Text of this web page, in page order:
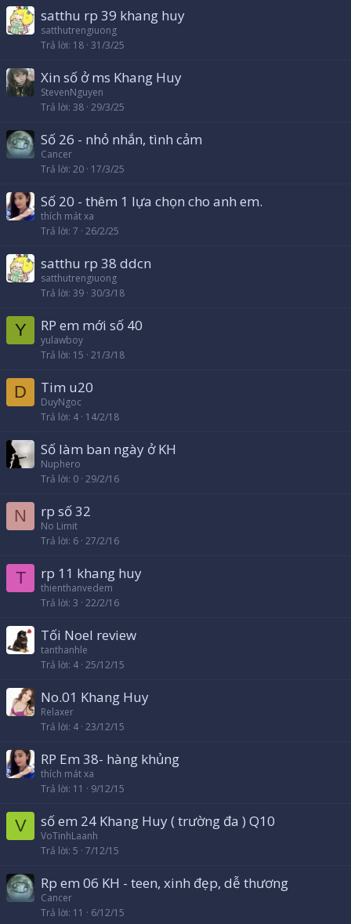
satthu rp 39 khang huy
satthutrengiuong
Trả lời 18 31/3/25
Xin số ở ms Khang Huy
StevenNguyen
Trả lời 38 29/3/25
Số 26 - nhỏ nhắn, tình cảm
Cancer
Trả lời 20 17/3/25
Số 20 - thêm 1 lựa chọn cho anh em.
thích mát xa
Trả lời 7 26/2/25
satthu rp 38 ddcn
satthutrengiuong
Trả lời 39 30/3/18
Y RP em mới số 40
yulawboy
Trả lời 15 21/3/18
D Tim u20
DuyNgoc
Trả lời 4 14/2/18
Số làm ban ngày ở KH
Nuphero
Trả lời 0 29/2/16
N rp số 32
No Limit
Trả lời 6 27/2/16
T rp 11 khang huy
thienthanvedem
Trả lời 3 22/2/16
Tối Noel review
tanthanhle
Trả lời 4 25/12/15
No.01 Khang Huy
Relaxer
Trả lời 4 23/12/15
RP Em 38- hàng khủng
thích mát xa
Trả lời 11 9/12/15
V số em 24 Khang Huy ( trường đa ) Q10
VoTinhLaanh
Trả lời 5 7/12/15
Rp em 06 KH - teen, xinh đẹp, dễ thương
Cancer
Trả lời 11 6/12/15